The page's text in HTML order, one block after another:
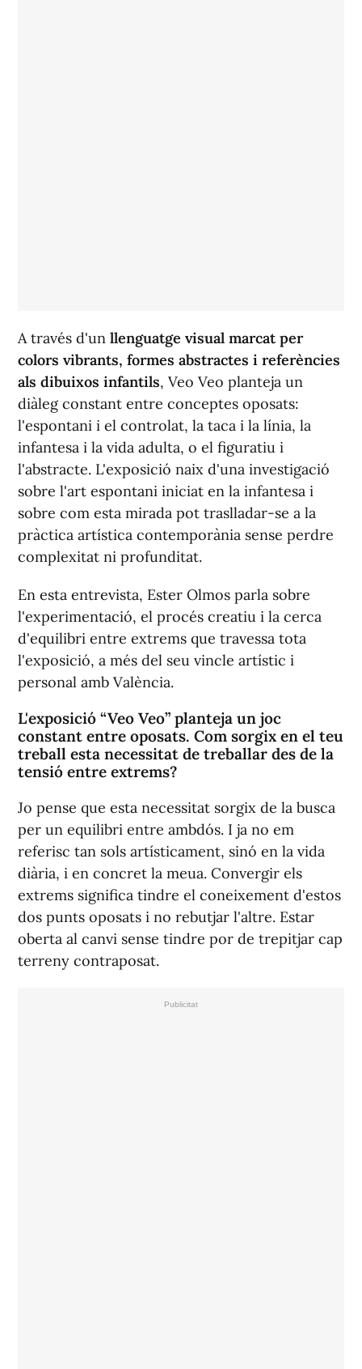
A través d'un llenguatge visual marcat per
colors vibrants, formes abstractes i referències
als dibuixos infantils, Veo Veo planteja un
diàleg constant entre conceptes oposats:
l'espontani i el controlat, la taca i la línia, la
infantesa i la vida adulta, o el figuratiu i
l'abstracte. L'exposició naix d'una investigació
sobre l'art espontani iniciat en la infantesa i
sobre com esta mirada pot traslladar-se a la
pràctica artística contemporània sense perdre
complexitat ni profunditat.
En esta entrevista, Ester Olmos parla sobre
l'experimentació, el procés creatiu i la cerca
d'equilibri entre extrems que travessa tota
l'exposició, a més del seu vincle artístic i
personal amb València.
L'exposició “Veo Veo” planteja un joc
constant entre oposats. Com sorgix en el teu
treball esta necessitat de treballar des de la
tensió entre extrems?
Jo pense que esta necessitat sorgix de la busca
per un equilibri entre ambdós. I ja no em
referisc tan sols artísticament, sinó en la vida
diària, i en concret la meua. Convergir els
extrems significa tindre el coneixement d'estos
dos punts oposats i no rebutjar l'altre. Estar
oberta al canvi sense tindre por de trepitjar cap
terreny contraposat.